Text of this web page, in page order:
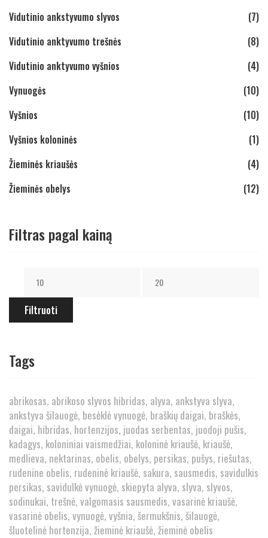
Vidutinio ankstyvumo slyvos
(7)
Vidutinio anktyvumo trešnės
(8)
Vidutinio anktyvumo vyšnios
(4)
Vynuogės
(10)
Vyšnios
(10)
Vyšnios koloninės
(1)
Žieminės kriaušės
(4)
Žieminės obelys
(12)
Filtras pagal kainą
Filtruoti
Tags
abrikosas abrikoso slyvos hibridas alyva ankstyva slyva
ankstyva šilauogė besėklė vynuogė braškių daigai braškės
daigai hibridas hortenzijos juodas serbentas juodoji pušis
kadagys koloniniai vaismedžiai koloninė kriaušė kriaušė
medlieva nektarinas obelis obelys persikas pušys riešutas
rudenine obelis rudeninė kriaušė sakura sausmedis savidulkis
persikas savidulkė vynuogė skiepyta alyva slyva slyvos
sodinukai trešnė valgomasis sausmedis vasarinė kriaušė
vasarinė obelis vynuogė vyšnia šermukšnis šilauogė
šluotelinė hortenzija žieminė kriaušė žieminė obelis